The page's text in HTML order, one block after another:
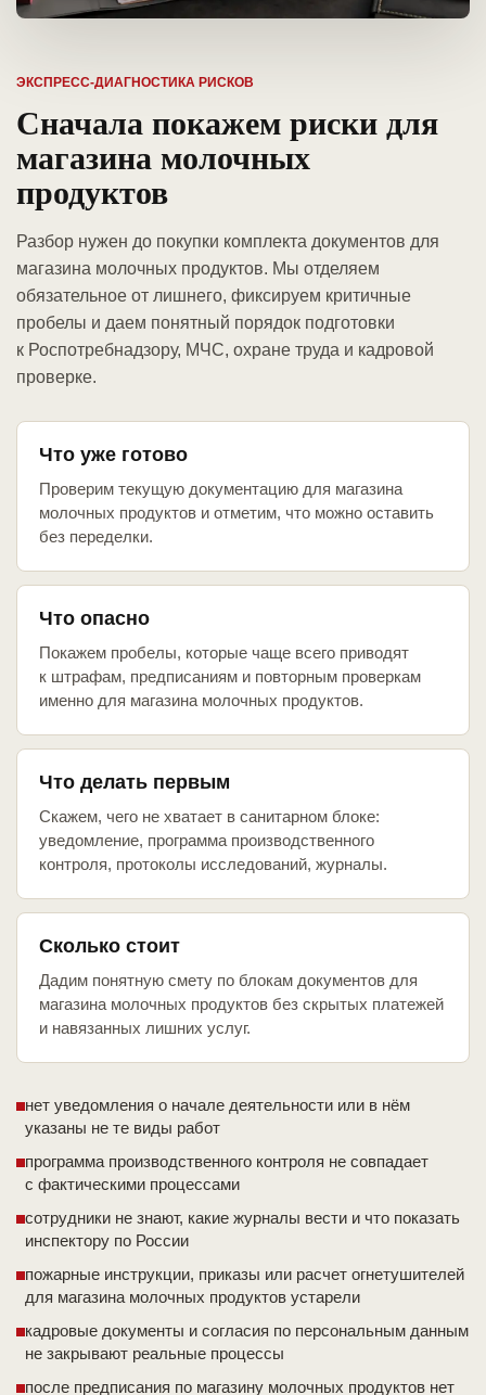
ЭКСПРЕСС-ДИАГНОСТИКА РИСКОВ
Сначала покажем риски для
магазина молочных
продуктов
Разбор нужен до покупки комплекта документов для
магазина молочных продуктов. Мы отделяем
обязательное от лишнего, фиксируем критичные
пробелы и даем понятный порядок подготовки
к Роспотребнадзору, МЧС, охране труда и кадровой
проверке.
Что уже готово
Проверим текущую документацию для магазина
молочных продуктов и отметим, что можно оставить
без переделки.
Что опасно
Покажем пробелы, которые чаще всего приводят
к штрафам, предписаниям и повторным проверкам
именно для магазина молочных продуктов.
Что делать первым
Скажем, чего не хватает в санитарном блоке:
уведомление, программа производственного
контроля, протоколы исследований, журналы.
Сколько стоит
Дадим понятную смету по блокам документов для
магазина молочных продуктов без скрытых платежей
и навязанных лишних услуг.
нет уведомления о начале деятельности или в нём
указаны не те виды работ
программа производственного контроля не совпадает
с фактическими процессами
сотрудники не знают, какие журналы вести и что показать
инспектору по России
пожарные инструкции, приказы или расчет огнетушителей
для магазина молочных продуктов устарели
кадровые документы и согласия по персональным данным
не закрывают реальные процессы
после предписания по магазину молочных продуктов нет